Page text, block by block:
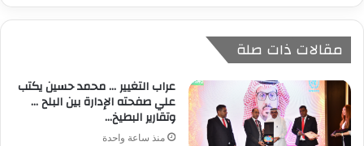
مقالات ذات صلة
عراب التغيير … محمد حسين يكتب
علي صفحته الإدارة بين البلح …
وتقارير البطيخ…
منذ ساعة واحدة